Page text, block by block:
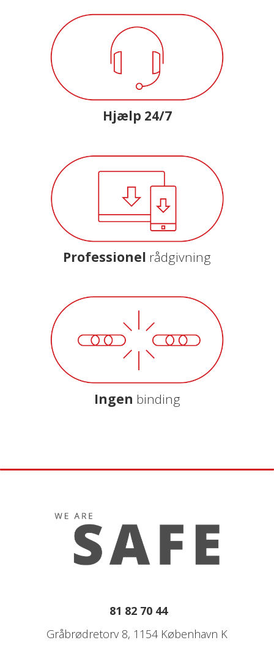
Hjælp 24/7
Professionel rådgivning
Ingen binding
81 82 70 44
Gråbrødretorv 8, 1154 København K